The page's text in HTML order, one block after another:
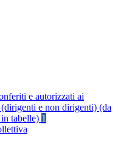
e autorizzati ai
e non dirigenti) (da
tabelle) 1